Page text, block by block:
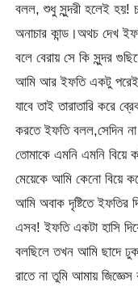
বলল, শুধু সুন্দরী হলেই হয়!
অনাচার কান্ড।অথচ দেখ
বলে বেরায় সে কি সুন্দর
আমি আর ইফতি একটু পরেই
যাবে তাই তারাতারি করে
করতে ইফতি বলল,সেদিন
তোমাকে এমনি এমনি বিয়ে
মেয়েকে আমি কেনো বিয়ে
আমি অবাক দৃষ্টিতে ইফতির
এসব! ইফতি একটা হাসি
বলছিলে তখন আমি ছাদে
রাতে না তুমি আমায়